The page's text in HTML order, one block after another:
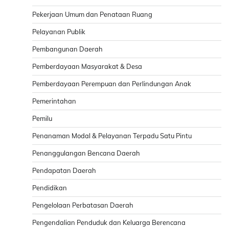
Pekerjaan Umum dan Penataan Ruang
Pelayanan Publik
Pembangunan Daerah
Pemberdayaan Masyarakat & Desa
Pemberdayaan Perempuan dan Perlindungan Anak
Pemerintahan
Pemilu
Penanaman Modal & Pelayanan Terpadu Satu Pintu
Penanggulangan Bencana Daerah
Pendapatan Daerah
Pendidikan
Pengelolaan Perbatasan Daerah
Pengendalian Penduduk dan Keluarga Berencana